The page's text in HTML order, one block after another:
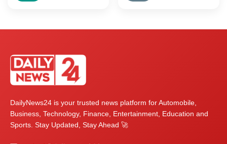
DailyNews24 is your trusted news platform for Automobile,
Business, Technology, Finance, Entertainment, Education and
Sports. Stay Updated, Stay Ahead 🚀